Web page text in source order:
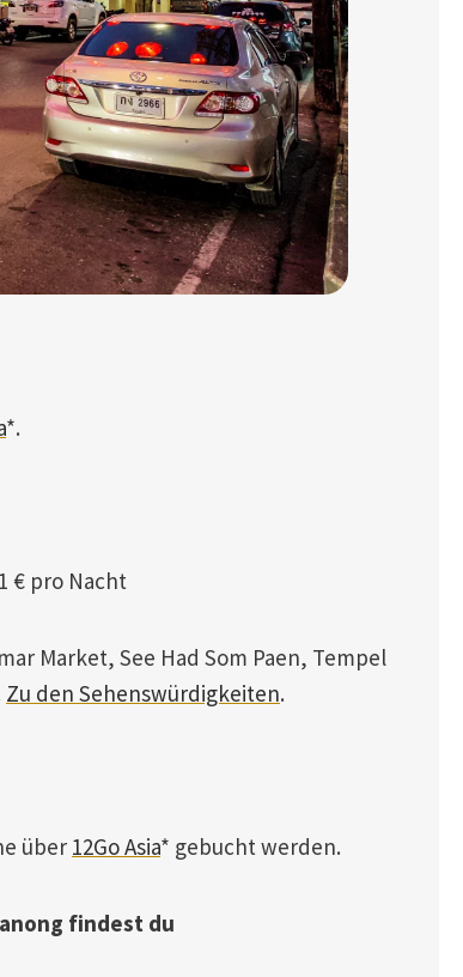
*.
€ pro Nacht
Market, See Had Som Paen, Tempel
Zu den Sehenswürdigkeiten.
über 12Go Asia* gebucht werden.
findest du